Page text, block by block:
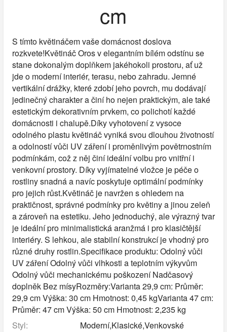
cm
S tímto květináčem vaše domácnost doslova
rozkvete!Květináč Oros v elegantním bílém odstínu se
stane dokonalým doplňkem jakéhokoli prostoru, ať už
jde o moderní interiér, terasu, nebo zahradu. Jemné
vertikální drážky, které zdobí jeho povrch, mu dodávají
jedinečný charakter a činí ho nejen praktickým, ale také
estetickým dekorativním prvkem, co polichotí každé
domácnosti i chalupě.Díky vyhotovení z vysoce
odolného plastu květináč vyniká svou dlouhou životností
a odolností vůči UV záření i proměnlivým povětrnostním
podmínkám, což z něj činí ideální volbu pro vnitřní i
venkovní prostory. Díky vyjímatelné vložce je péče o
rostliny snadná a navíc poskytuje optimální podmínky
pro jejich růst.Květináč je navržen s ohledem na
praktičnost, správné podmínky pro květiny a jinou zeleň
a zároveň na estetiku. Jeho jednoduchý, ale výrazný tvar
je ideální pro minimalistická aranžmá i pro klasičtější
interiéry. S lehkou, ale stabilní konstrukcí je vhodný pro
různé druhy rostlin.Specifikace produktu: Odolný vůči
UV záření Odolný vůči vlhkosti a teplotním výkyvům
Odolný vůči mechanickému poškození Nadčasový
doplněk Bez mísyRozměry:Varianta 29,9 cm: Průměr:
29,9 cm Výška: 30 cm Hmotnost: 0,45 kgVarianta 47 cm:
Průměr: 47 cm Výška: 50 cm Hmotnost: 2,235 kg
Styl:
Moderní,Klasické,Venkovské